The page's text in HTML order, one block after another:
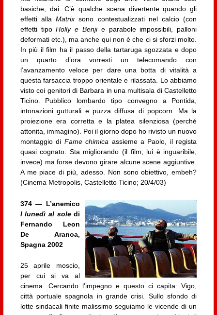
basiche, dai. C’è qualche scena divertente quando gli
effetti allaMatrixsono contestualizzati nel calcio (con
effetti tipoHolly e Benji e parabole impossibili, palloni
deformati etc.), ma anche qui non è che ci si sforzi molto.
In più il film ha il passo della tartaruga sgozzata e dopo
un quarto d’ora vorresti un telecomando con
l’avanzamento veloce per dare una botta di vitalità a
questa farsaccia troppo orientale e rilassata. Lo abbiamo
visto coi genitori di Barbara in una multisala di Castelletto
Ticino. Pubblico lombardo tipo convegno a Pontida,
intonazioni gutturali e puzza diffusa di popcorn. Ma la
proiezione era corretta e la platea silenziosa (perché
attonita, immagino). Poi il giorno dopo ho rivisto un nuovo
montaggio di Fame chimica assieme a Paolo, il regista
quasi cognato. Sta migliorando (il film; lui è inguaribile,
invece) ma forse devono girare alcune scene aggiuntive.
A me piace di più, adesso. Non sono obiettivo, embeh?
(Cinema Metropolis, Castelletto Ticino; 20/4/03)
374 — L’anemico
I lunedì al soledi
Fernando Leon
De Aranoa,
Spagna 2002
25 aprile moscio,
per cui si va al
cinema. Cercando l’impegno e questo ci capita: Vigo,
città portuale spagnola in grande crisi. Sullo sfondo di
lotte sindacali finite malissimo seguiamo le vicende di un